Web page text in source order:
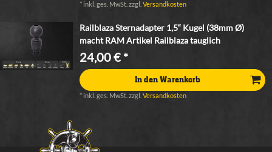
* inkl. ges. MwSt. zzgl.Versandkosten
Railblaza Sternadapter 1,5“ Kugel (38mm Ø)
macht RAM Artikel Railblaza tauglich
24,00 € *
In den Warenkorb
* inkl. ges. MwSt. zzgl.Versandkosten